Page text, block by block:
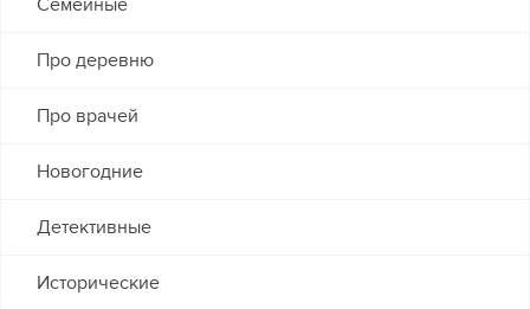
Семейные
Про деревню
Про врачей
Новогодние
Детективные
Исторические